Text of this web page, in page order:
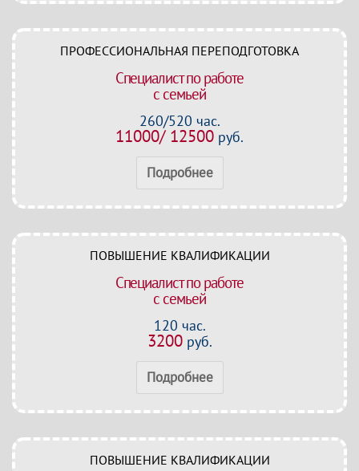
ПРОФЕССИОНАЛЬНАЯ ПЕРЕПОДГОТОВКА
Специалист по работе
с семьей
260/520 час.
11000/ 12500 руб.
Подробнее
ПОВЫШЕНИЕ КВАЛИФИКАЦИИ
Специалист по работе
с семьей
120 час.
3200руб.
Подробнее
ПОВЫШЕНИЕ КВАЛИФИКАЦИИ